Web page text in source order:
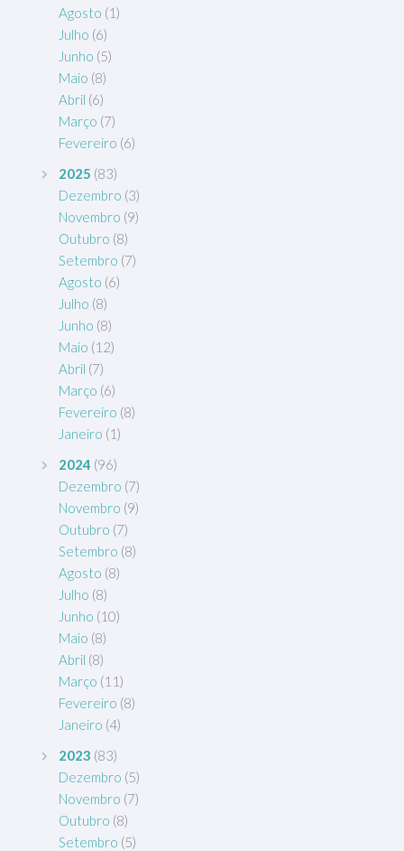
Agosto (1)
Julho (6)
Junho (5)
Maio (8)
Abril (6)
Março (7)
Fevereiro (6)
2025 (83)
Dezembro (3)
Novembro (9)
Outubro (8)
Setembro (7)
Agosto (6)
Julho (8)
Junho (8)
Maio (12)
Abril (7)
Março (6)
Fevereiro (8)
Janeiro (1)
2024 (96)
Dezembro (7)
Novembro (9)
Outubro (7)
Setembro (8)
Agosto (8)
Julho (8)
Junho (10)
Maio (8)
Abril (8)
Março (11)
Fevereiro (8)
Janeiro (4)
2023 (83)
Dezembro (5)
Novembro (7)
Outubro (8)
Setembro (5)